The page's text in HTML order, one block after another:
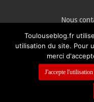
Nous
Toulouseblog.fr
utilisation du site. Pour
merci
J'accepte